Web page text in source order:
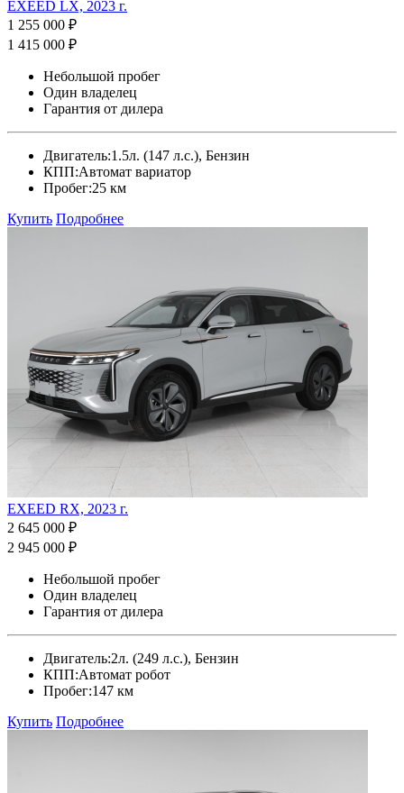
EXEED LX, 2023 г.
1 255 000 ₽
1 415 000 ₽
Небольшой пробег
Один владелец
Гарантия от дилера
Двигатель:1.5л. (147 л.с.), Бензин
КПП:Автомат вариатор
Пробег:25 км
Купить Подробнее
EXEED RX, 2023 г.
2 645 000 ₽
2 945 000 ₽
Небольшой пробег
Один владелец
Гарантия от дилера
Двигатель:2л. (249 л.с.), Бензин
КПП:Автомат робот
Пробег:147 км
Купить Подробнее